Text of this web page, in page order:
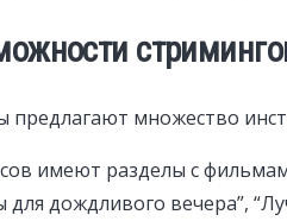
множество
имеют разделы с
дождливого вечера”,